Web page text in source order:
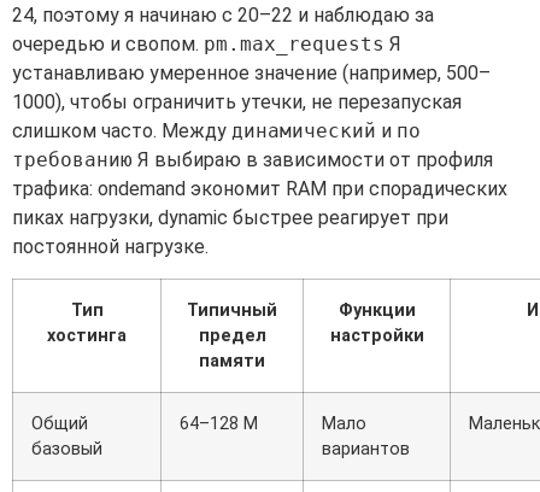
24, поэтому я начинаю с 20–22 и наблюдаю за
очередью и свопом. pm.max_requests Я
устанавливаю умеренное значение (например, 500–
1000), чтобы ограничить утечки, не перезапуская
слишком часто. Между динамический и по
требованию Я выбираю в зависимости от профиля
трафика: ondemand экономит RAM при спорадических
пиках нагрузки, dynamic быстрее реагирует при
постоянной нагрузке.
Тип
хостинга
Типичный
предел
памяти
Функции
настройки
Общий
базовый
64–128 М
Мало
вариантов